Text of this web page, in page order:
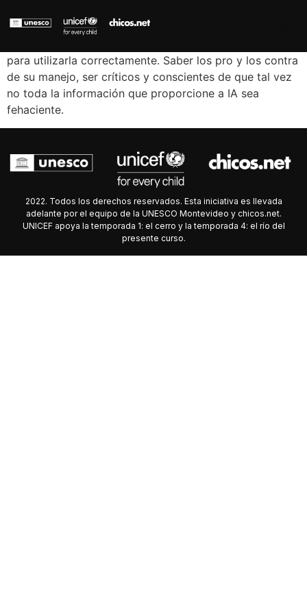
para utilizarla correctamente. Saber los pro y los contra
de su manejo, ser críticos y conscientes de que tal vez
no toda la información que proporcione a IA sea
fehaciente.
2022. Todos los derechos reservados. Esta iniciativa es llevada
adelante por el equipo de la UNESCO Montevideo y chicos.net.
UNICEF apoya la temporada 1: el cerro y la temporada 4: el río del
presente curso.